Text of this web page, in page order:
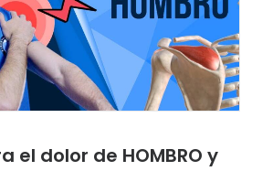
el dolor de HOMBRO y